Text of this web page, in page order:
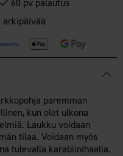
60 pv palautus
arkipäivää
paremman
kun olet ulkona
Laukku voidaan
tilaa. Voidaan myös
tulevalla karabiinihaalla.